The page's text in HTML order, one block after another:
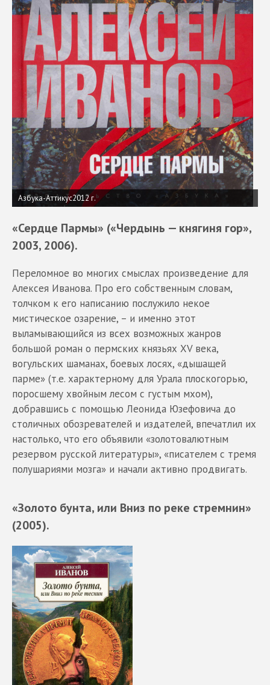
Азбука-Аттикус2012 г.
«Сердце Пармы» («Чердынь — княгиня гор»,
2003, 2006).
Переломное во многих смыслах произведение для
Алексея Иванова. Про его собственным словам,
толчком к его написанию послужило некое
мистическое озарение, – и именно этот
выламывающийся из всех возможных жанров
большой роман о пермских князьях XV века,
вогульских шаманах, боевых лосях, «дышащей
парме» (т.е. характерному для Урала плоскогорью,
поросшему хвойным лесом с густым мхом),
добравшись с помощью Леонида Юзефовича до
столичных обозревателей и издателей, впечатлил их
настолько, что его объявили «золотовалютным
резервом русской литературы», «писателем с тремя
полушариями мозга» и начали активно продвигать.
«Золото бунта, или Вниз по реке стремнин»
(2005).